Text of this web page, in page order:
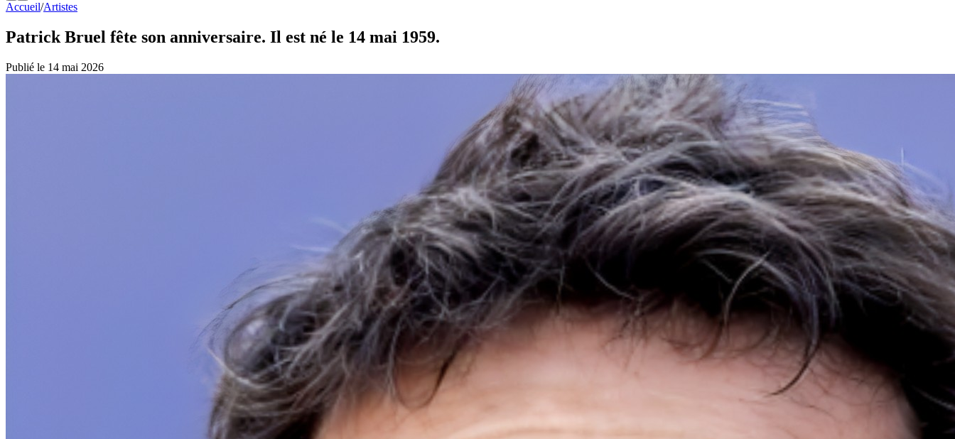
Accueil/Artistes
Patrick Bruel fête son anniversaire. Il est né le 14 mai 1959.
Publié le 14 mai 2026